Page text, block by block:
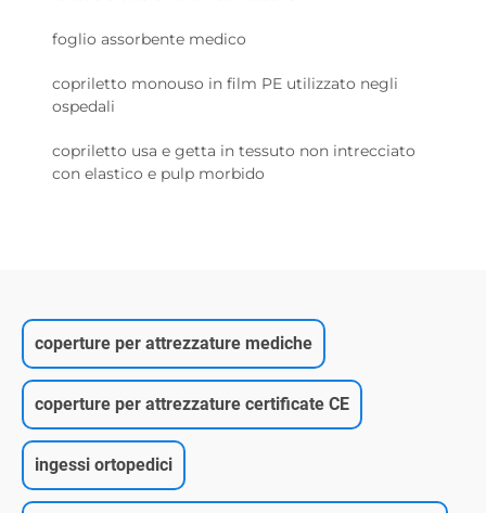
foglio assorbente medico
copriletto monouso in film PE utilizzato negli
ospedali
copriletto usa e getta in tessuto non intrecciato
con elastico e pulp morbido
coperture per attrezzature mediche
coperture per attrezzature certificate CE
ingessi ortopedici